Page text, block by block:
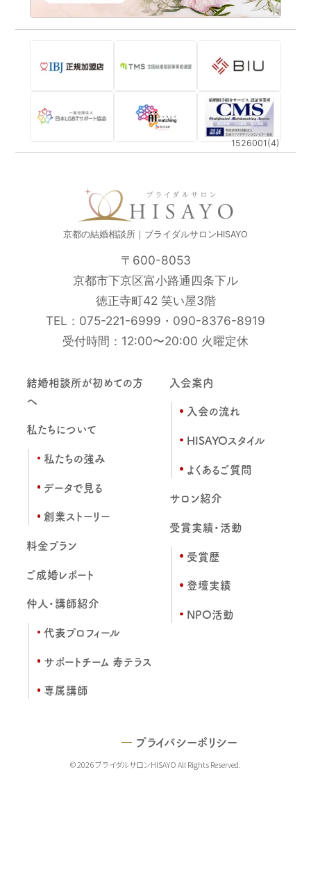
1526001(4)
京都の結婚相談所｜ブライダルサロンHISAYO
〒600-8053
京都市下京区富小路通四条下ル
徳正寺町42 笑い屋3階
TEL： 075-221-6999 ・ 090-8376-8919
受付時間：12:00〜20:00 火曜定休
結婚相談所が初めての方
へ
私たちについて
私たちの強み
データで見る
創業ストーリー
料金プラン
ご成婚レポート
仲人・講師紹介
代表プロフィール
サポートチーム 寿テラス
専属講師
入会案内
入会の流れ
HISAYOスタイル
よくあるご質問
サロン紹介
受賞実績・活動
受賞歴
登壇実績
NPO活動
プライバシーポリシー
© 2026 ブライダルサロンHISAYO All Rights Reserved.